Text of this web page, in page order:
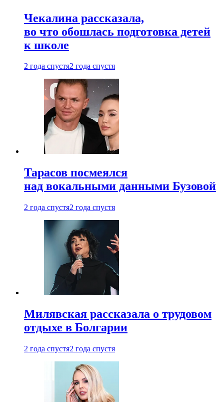
Чекалина рассказала,
во что обошлась подготовка детей
к школе
2 года спустя2 года спустя
Тарасов посмеялся
над вокальными данными Бузовой
2 года спустя2 года спустя
Милявская рассказала о трудовом
отдыхе в Болгарии
2 года спустя2 года спустя